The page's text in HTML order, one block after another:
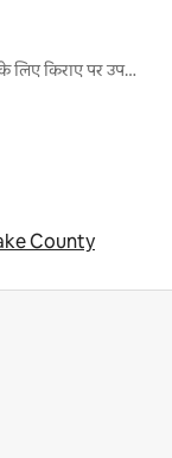
छुट्टियाँ बिताने के लिए किराए पर उपलब्ध जगहें
County